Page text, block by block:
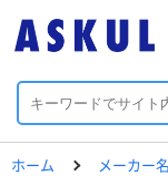
ホーム メーカー